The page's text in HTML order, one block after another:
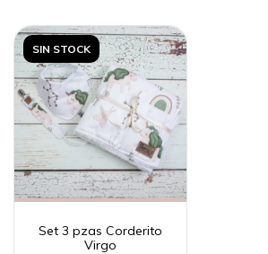
SIN STOCK
Set 3 pzas Corderito
Virgo